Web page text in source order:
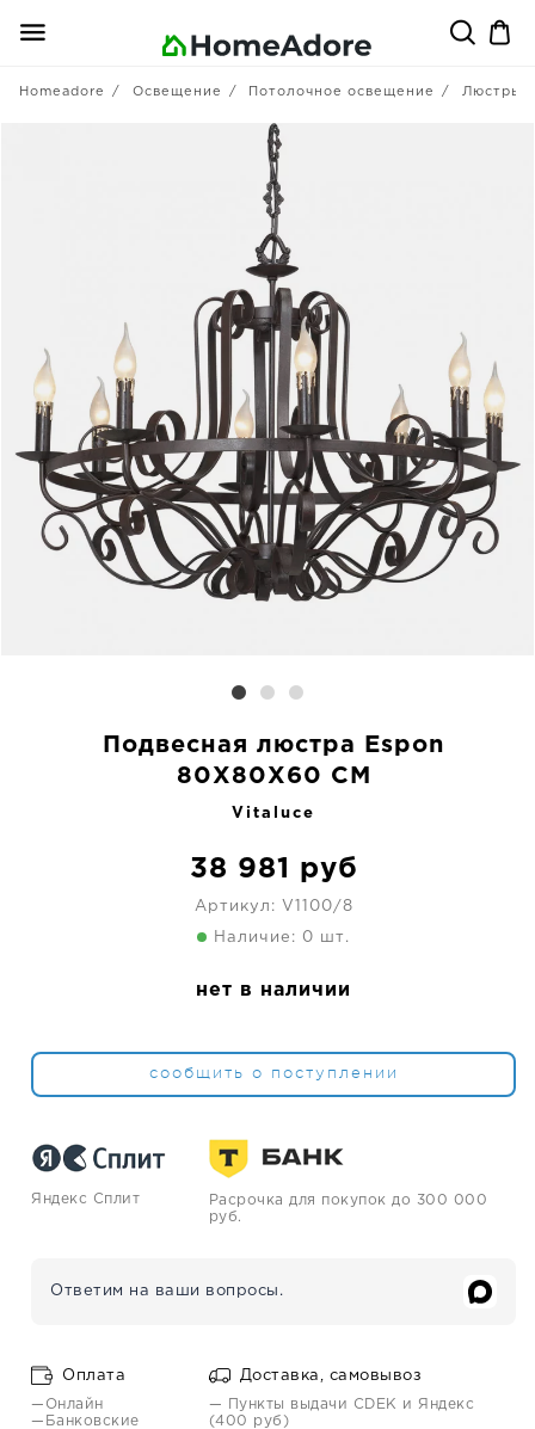
Homeadore Освещение Потолочное освещение Люстры
Подвесная люстра Espon
80X80X60 CM
Vitaluce
38 981 руб
Артикул: V1100/8
Наличие: 0 шт.
нет в наличии
сообщить о поступлении
Яндекс Сплит
Расрочка для покупок до 300 000
руб.
Ответим на ваши вопросы.
Оплата
—Онлайн
—Банковские
Доставка, самовывоз
— Пункты выдачи CDEK и Яндекс
(400 руб)